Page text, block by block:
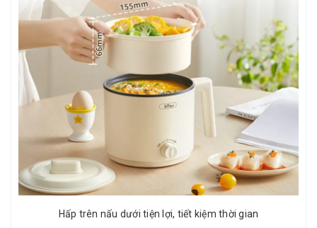
Hấp trên nấu dưới tiện lợi, tiết kiệm thời gian